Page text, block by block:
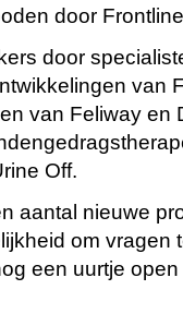
door
door
van
van Feliway en
Off.
aantal nieuwe
om vragen
een uurtje